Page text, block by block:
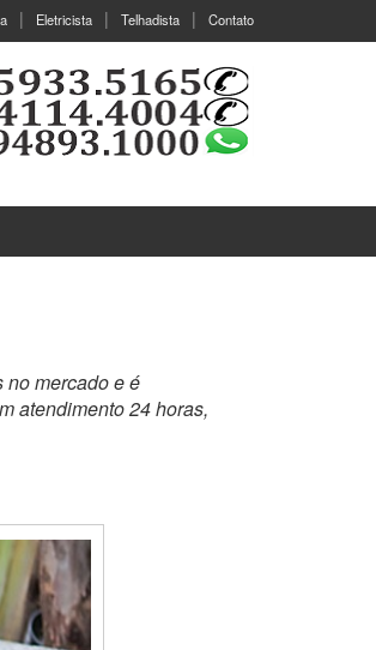
Eletricista Telhadista Contato
no mercado e é
atendimento 24 horas,